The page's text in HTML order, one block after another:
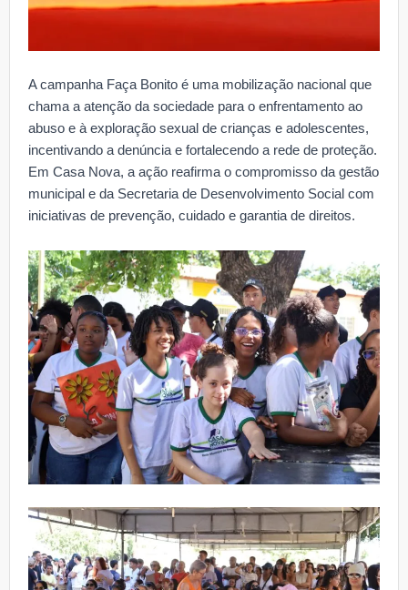
A campanha Faça Bonito é uma mobilização nacional que
chama a atenção da sociedade para o enfrentamento ao
abuso e à exploração sexual de crianças e adolescentes,
incentivando a denúncia e fortalecendo a rede de proteção.
Em Casa Nova, a ação reafirma o compromisso da gestão
municipal e da Secretaria de Desenvolvimento Social com
iniciativas de prevenção, cuidado e garantia de direitos.